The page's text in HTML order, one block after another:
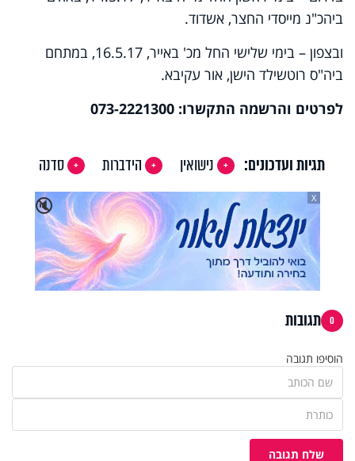
ביהכ"נ מייסדי החצר, אשדוד.
ובצפון – בימי שלישי החל מכ' באייר, 16.5.17, במתחם
ביה"ס רוטשילד הישן, אור עקיבא.
לפרטים והרשמה התקשרו: 073-2221300
תגיות ועדכונים: נישואין הידברות
סדנה
🔇
X
0 תגובות
הוסיפו תגובה
שלח תגובה